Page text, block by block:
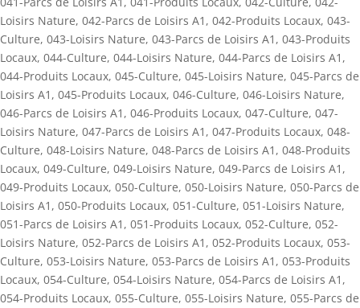
Loisirs Nature, 042-Parcs de Loisirs A1 , 042-Produits Locaux, 043-
Culture, 043-Loisirs Nature, 043-Parcs de Loisirs A1 , 043-Produits
Locaux, 044-Culture, 044-Loisirs Nature, 044-Parcs de Loisirs A1 ,
044-Produits Locaux, 045-Culture, 045-Loisirs Nature, 045-Parcs de
Loisirs A1 , 045-Produits Locaux, 046-Culture, 046-Loisirs Nature,
046-Parcs de Loisirs A1 , 046-Produits Locaux, 047-Culture, 047-
Loisirs Nature, 047-Parcs de Loisirs A1 , 047-Produits Locaux, 048-
Culture, 048-Loisirs Nature, 048-Parcs de Loisirs A1 , 048-Produits
Locaux, 049-Culture, 049-Loisirs Nature, 049-Parcs de Loisirs A1 ,
049-Produits Locaux, 050-Culture, 050-Loisirs Nature, 050-Parcs de
Loisirs A1 , 050-Produits Locaux, 051-Culture, 051-Loisirs Nature,
051-Parcs de Loisirs A1 , 051-Produits Locaux, 052-Culture, 052-
Loisirs Nature, 052-Parcs de Loisirs A1 , 052-Produits Locaux, 053-
Culture, 053-Loisirs Nature, 053-Parcs de Loisirs A1 , 053-Produits
Locaux, 054-Culture, 054-Loisirs Nature, 054-Parcs de Loisirs A1 ,
054-Produits Locaux, 055-Culture, 055-Loisirs Nature, 055-Parcs de